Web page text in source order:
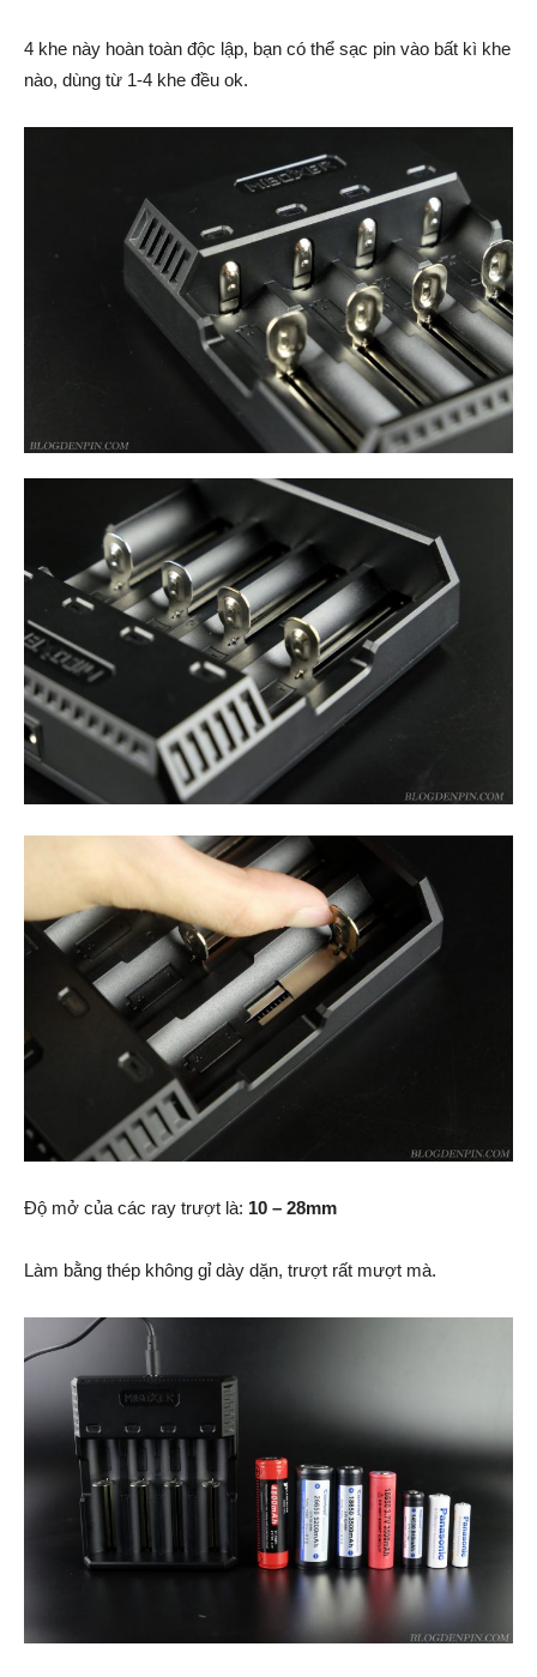
4 khe này hoàn toàn độc lập, bạn có thể sạc pin vào bất kì khe
nào, dùng từ 1-4 khe đều ok.
Độ mở của các ray trượt là: 10 – 28mm
Làm bằng thép không gỉ dày dặn, trượt rất mượt mà.